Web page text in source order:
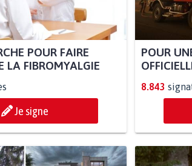
POUR FAIRE
LA FIBROMYALGIE
Je signe
POUR
8.843